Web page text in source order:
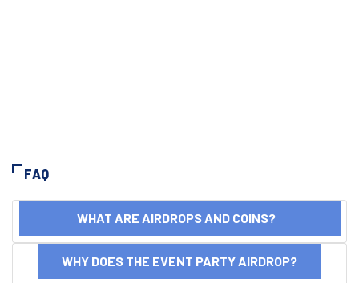
FAQ
WHAT ARE AIRDROPS AND COINS?
WHY DOES THE EVENT PARTY AIRDROP?